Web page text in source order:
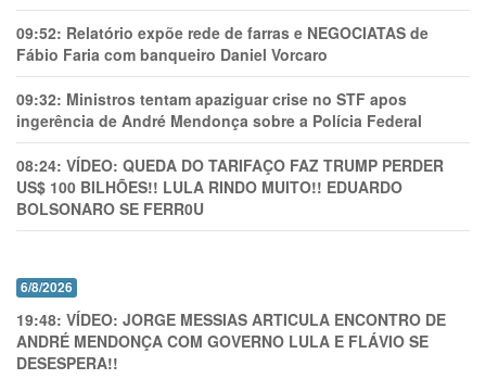
09:52: Relatório expõe rede de farras e NEGOCIATAS de
Fábio Faria com banqueiro Daniel Vorcaro
09:32: Ministros tentam apaziguar crise no STF apos
ingerência de André Mendonça sobre a Polícia Federal
08:24: VÍDEO: QUEDA DO TARIFAÇO FAZ TRUMP PERDER
US$ 100 BILHÕES!! LULA RINDO MUITO!! EDUARDO
BOLSONARO SE FERR0U
6/8/2026
19:48: VÍDEO: JORGE MESSIAS ARTICULA ENCONTRO DE
ANDRÉ MENDONÇA COM GOVERNO LULA E FLÁVIO SE
DESESPERA!!